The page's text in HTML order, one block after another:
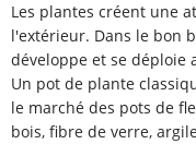
Les plantes créent une
l'extérieur. Dans le bon
développe et se déploie
Un pot de plante
le marché des pots de
bois, fibre de verre,